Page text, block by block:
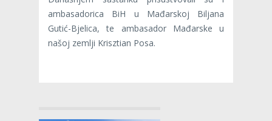
ambasadorica BiH u Mađarskoj Biljana
Gutić-Bjelica, te ambasador Mađarske u
našoj zemlji Krisztian Posa.